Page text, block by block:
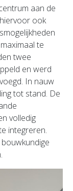
aan de
ook
te
twee
en werd
In nauw
tot stand. De
volledig
integreren.